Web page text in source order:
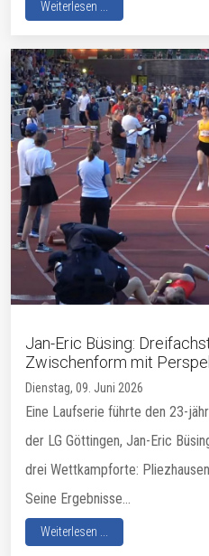
Weiterlesen ...
Jan-Eric Büsing:
Zwischenform mit
Dienstag, 09. Juni 2026
Eine Laufserie führte den 23-
der LG Göttingen, Jan-Eric
drei Wettkampforte:
Seine Ergebnisse...
Weiterlesen ...